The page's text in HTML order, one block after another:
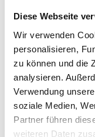
Diese Webseite
Wir verwenden
personalisieren,
zu können und die
analysieren.
Verwendung
soziale Medien,
Partner führen
weiteren Daten
Suchergebnissen
Google Ads
KI-Strategie
Strategie, um
zu profitieren.
Tägliche Suche:
und Tägliche